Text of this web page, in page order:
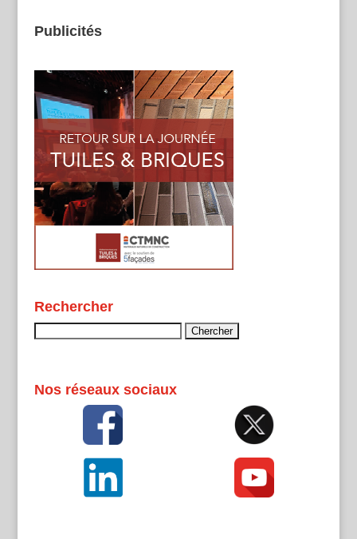
Publicités
Rechercher
Nos réseaux sociaux